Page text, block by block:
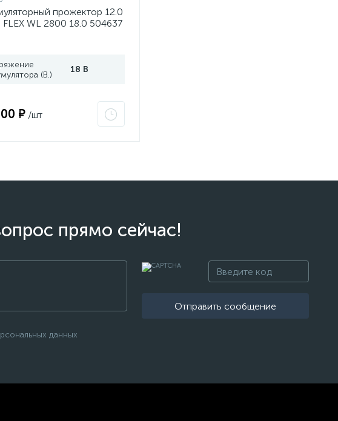
прожектор 12.0
FLEX WL 2800 18.0 504637
(В.)
18 В
₽ /шт
прямо сейчас!
Отправить сообщение
данных